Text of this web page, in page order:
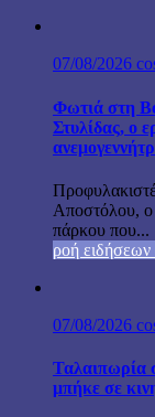
07/08/2026
Φωτιά στη
Στυλίδας, ο
Αποστόλου, ο
πάρκου που...
ροή
07/08/2026
Ταλαιπωρία
μπήκε σε